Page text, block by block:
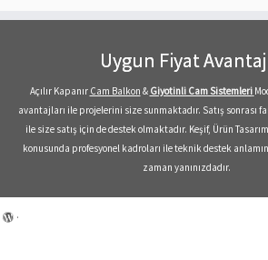
Uygun Fiyat
Açılır Kapanır Cam Balkon & Giyotinli Cam Sistemleri
avantajları ile projelerini size sunmaktadır. Satış sonrası
ile size satış için de destek olmaktadır. Keşif, Ürün
konusunda profesyonel kadroları ile teknik destek
zaman yanınızdadır.
·